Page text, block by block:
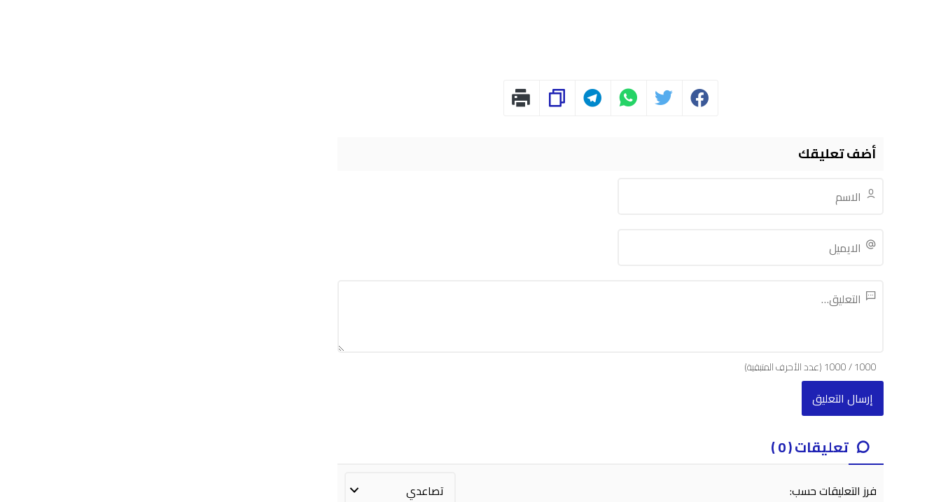
أضف تعليقك
1000
/
1000(عدد الأحرف المتبقية)
تعليقات ( 0 )
فرز التعليقات حسب: